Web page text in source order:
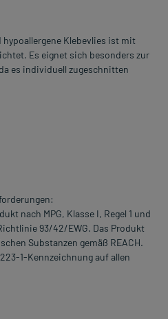
Klebevlies ist mit
Es eignet sich besonders zur
es individuell zugeschnitten
nach MPG, Klasse I, Regel 1 und
93/42/EWG. Das Produkt
Substanzen gemäß REACH.
1-Kennzeichnung auf allen